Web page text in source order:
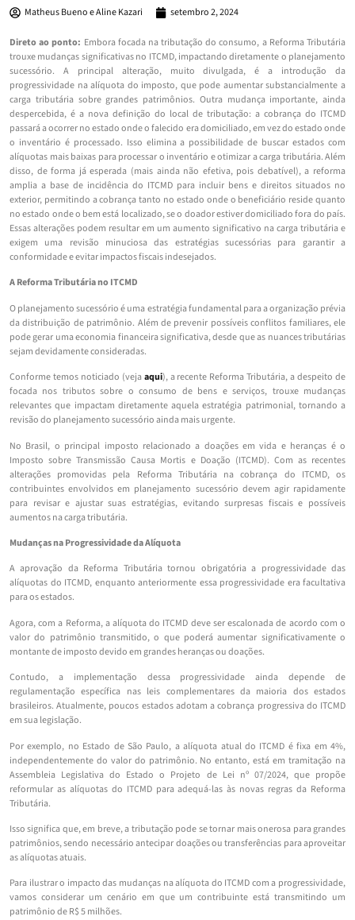
Matheus Bueno e Aline Kazari setembro 2, 2024
Direto ao ponto: Embora focada na tributação do consumo, a Reforma Tributária
trouxe mudanças significativas no ITCMD, impactando diretamente o planejamento
sucessório. A principal alteração, muito divulgada, é a introdução da
progressividade na alíquota do imposto, que pode aumentar substancialmente a
carga tributária sobre grandes patrimônios. Outra mudança importante, ainda
despercebida, é a nova definição do local de tributação: a cobrança do ITCMD
passará a ocorrer no estado onde o falecido era domiciliado, em vez do estado onde
o inventário é processado. Isso elimina a possibilidade de buscar estados com
alíquotas mais baixas para processar o inventário e otimizar a carga tributária. Além
disso, de forma já esperada (mais ainda não efetiva, pois debatível), a reforma
amplia a base de incidência do ITCMD para incluir bens e direitos situados no
exterior, permitindo a cobrança tanto no estado onde o beneficiário reside quanto
no estado onde o bem está localizado, se o doador estiver domiciliado fora do país.
Essas alterações podem resultar em um aumento significativo na carga tributária e
exigem uma revisão minuciosa das estratégias sucessórias para garantir a
conformidade e evitar impactos fiscais indesejados.
A Reforma Tributária no ITCMD
O planejamento sucessório é uma estratégia fundamental para a organização prévia
da distribuição de patrimônio. Além de prevenir possíveis conflitos familiares, ele
pode gerar uma economia financeira significativa, desde que as nuances tributárias
sejam devidamente consideradas.
Conforme temos noticiado (vejaaqui), a recente Reforma Tributária, a despeito de
focada nos tributos sobre o consumo de bens e serviços, trouxe mudanças
relevantes que impactam diretamente aquela estratégia patrimonial, tornando a
revisão do planejamento sucessório ainda mais urgente.
No Brasil, o principal imposto relacionado a doações em vida e heranças é o
Imposto sobre Transmissão Causa Mortis e Doação (ITCMD). Com as recentes
alterações promovidas pela Reforma Tributária na cobrança do ITCMD, os
contribuintes envolvidos em planejamento sucessório devem agir rapidamente
para revisar e ajustar suas estratégias, evitando surpresas fiscais e possíveis
aumentos na carga tributária.
Mudanças na Progressividade da Alíquota
A aprovação da Reforma Tributária tornou obrigatória a progressividade das
alíquotas do ITCMD, enquanto anteriormente essa progressividade era facultativa
para os estados.
Agora, com a Reforma, a alíquota do ITCMD deve ser escalonada de acordo com o
valor do patrimônio transmitido, o que poderá aumentar significativamente o
montante de imposto devido em grandes heranças ou doações.
Contudo, a implementação dessa progressividade ainda depende de
regulamentação específica nas leis complementares da maioria dos estados
brasileiros. Atualmente, poucos estados adotam a cobrança progressiva do ITCMD
em sua legislação.
Por exemplo, no Estado de São Paulo, a alíquota atual do ITCMD é fixa em 4%,
independentemente do valor do patrimônio. No entanto, está em tramitação na
Assembleia Legislativa do Estado o Projeto de Lei nº 07/2024, que propõe
reformular as alíquotas do ITCMD para adequá-las às novas regras da Reforma
Tributária.
Isso significa que, em breve, a tributação pode se tornar mais onerosa para grandes
patrimônios, sendo necessário antecipar doações ou transferências para aproveitar
as alíquotas atuais.
Para ilustrar o impacto das mudanças na alíquota do ITCMD com a progressividade,
vamos considerar um cenário em que um contribuinte está transmitindo um
patrimônio de R$ 5 milhões.